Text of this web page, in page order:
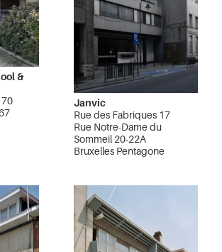
&
Janvic
Rue des Fabriques 17
Rue Notre-Dame du
Sommeil 20-22A
Bruxelles Pentagone